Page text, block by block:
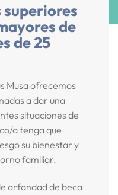
superiores
de
de 25
Musa ofrecemos
a dar una
situaciones de
a tenga que
su bienestar y
familiar.
orfandad de beca